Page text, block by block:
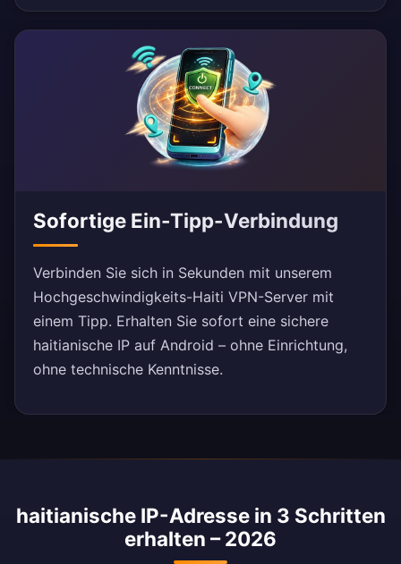
Sofortige Ein-Tipp-Verbindung
Verbinden Sie sich in Sekunden mit unserem
Hochgeschwindigkeits-Haiti VPN-Server mit
einem Tipp. Erhalten Sie sofort eine sichere
haitianische IP auf Android – ohne Einrichtung,
ohne technische Kenntnisse.
haitianische IP-Adresse in 3 Schritten
erhalten – 2026